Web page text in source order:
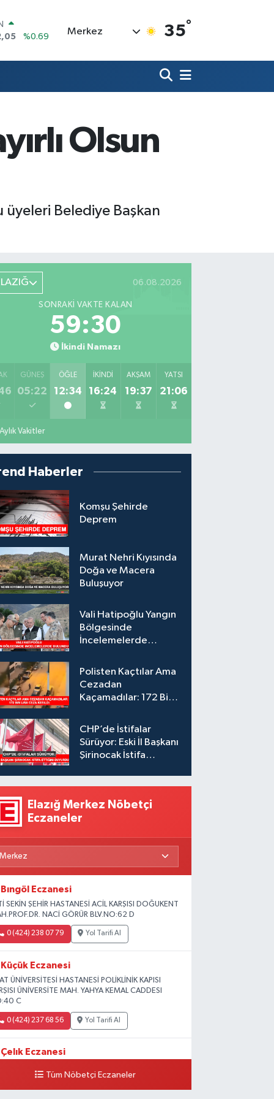
%0.06
%0.02
%48
Merkez 35°
Olsun
üyeleri Belediye Başkan
06.08.2026
SONRAKI VAKTE KALAN
59:29
İkindi Namazı
GÜNEŞ
05:22
ÖĞLE
12:34
İKINDI
16:24
AKŞAM
19:37
YATSI
21:06
Aylık Vakitler
Haberler
Komşu Şehirde
Deprem
Murat Nehri Kıyısında
Doğa ve Macera
Buluşuyor
Vali Hatipoğlu Yangın
Bölgesinde
İncelemelerde
Polisten Kaçtılar Ama
Cezadan
Kaçamadılar: 172 Bin
CHP’de İstifalar
Sürüyor: Eski İl Başkanı
Şirinocak İstifa
Elazığ Merkez Nöbetçi
Eczaneler
Bıngöl Eczanesi
SEKİN ŞEHİR HASTANESİ ACİL KARŞISI DOĞUKENT
NACİ GÖRÜR BLV.NO:62 D
0 (424) 238 07 79 Yol Tarifi Al
Küçük Eczanesi
ÜNİVERSİTESİ HASTANESİ POLİKLİNİK KAPISI
ÜNİVERSİTE MAH. YAHYA KEMAL CADDESI
C
0 (424) 237 68 56 Yol Tarifi Al
Çelık Eczanesi
19730 SOK. NO:6 ATüm Nöbetçi Eczaneler